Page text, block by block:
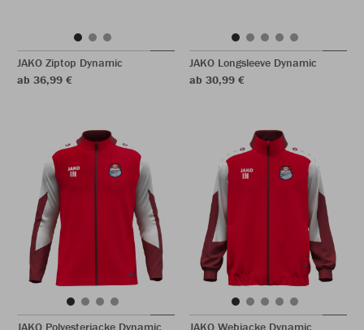
JAKO Ziptop Dynamic
ab 36,99 €
JAKO Longsleeve Dynamic
ab 30,99 €
JAKO Polyesterjacke Dynamic JAKO Webjacke Dynamic